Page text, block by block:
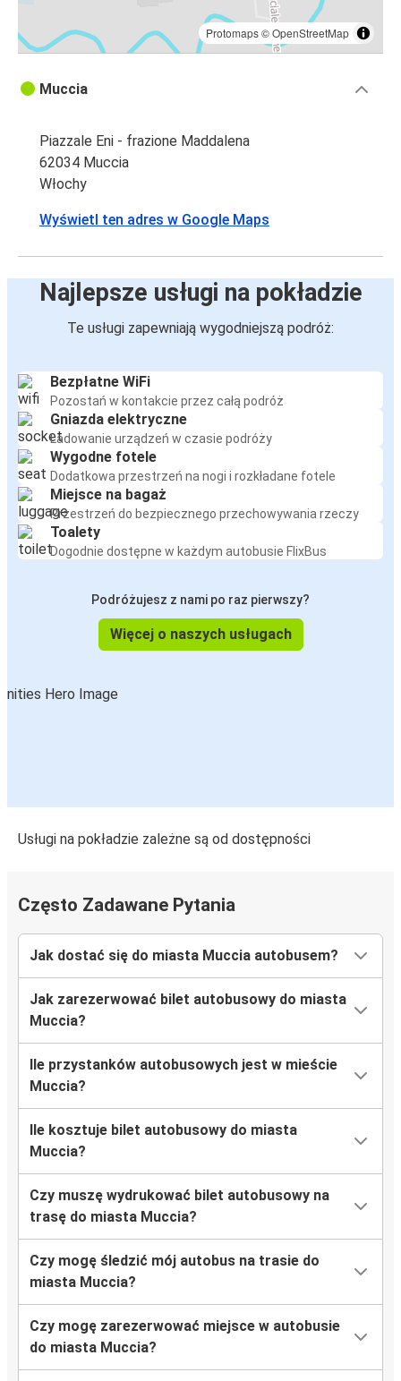
Protomaps©OpenStreetMap
Muccia
Piazzale Eni - frazione Maddalena
62034 Muccia
Włochy
Wyświetl ten adres w Google Maps
Najlepsze usługi na pokładzie
Te usługi zapewniają wygodniejszą podróż:
Bezpłatne WiFi
Pozostań w kontakcie przez całą podróż
Gniazda elektryczne
Ładowanie urządzeń w czasie podróży
Wygodne fotele
Dodatkowa przestrzeń na nogi i rozkładane fotele
Miejsce na bagaż
Przestrzeń do bezpiecznego przechowywania rzeczy
Toalety
Dogodnie dostępne w każdym autobusie FlixBus
Podróżujesz z nami po raz pierwszy?
Więcej o naszych usługach
Usługi na pokładzie zależne są od dostępności
Często Zadawane Pytania
Jak dostać się do miasta Muccia autobusem?
Jak zarezerwować bilet autobusowy do miasta
Muccia?
Ile przystanków autobusowych jest w mieście
Muccia?
Ile kosztuje bilet autobusowy do miasta
Muccia?
Czy muszę wydrukować bilet autobusowy na
trasę do miasta Muccia?
Czy mogę śledzić mój autobus na trasie do
miasta Muccia?
Czy mogę zarezerwować miejsce w autobusie
do miasta Muccia?